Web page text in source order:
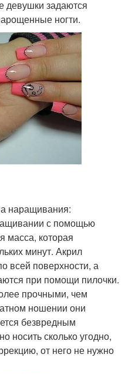
девушки задаются
ногти.
наращивания:
с помощью
масса, которая
минут. Акрил
всей поверхности, а
при помощи пилочки.
прочными, чем
ношении они
безвредным
носить сколько угодно,
от него не нужно